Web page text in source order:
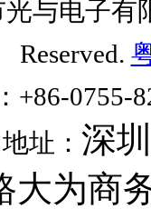
与电子
Reserved.
：+86-0755-
地址： 深
大为商